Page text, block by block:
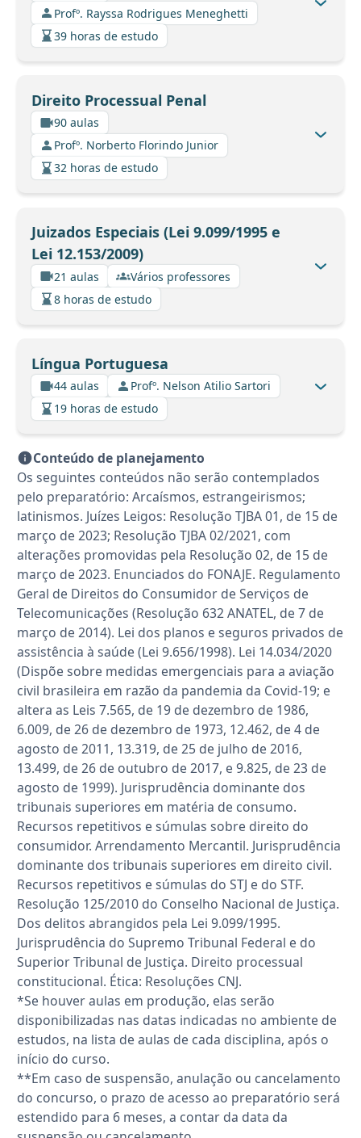
Profº. Rayssa Rodrigues Meneghetti
39 horas de estudo
Direito Processual Penal
90 aulas
Profº. Norberto Florindo Junior
32 horas de estudo
Juizados Especiais (Lei 9.099/1995 e
Lei 12.153/2009)
21 aulas
Vários professores
8 horas de estudo
Língua Portuguesa
44 aulas
Profº. Nelson Atilio Sartori
19 horas de estudo
Conteúdo de planejamento
Os seguintes conteúdos não serão contemplados
pelo preparatório: Arcaísmos, estrangeirismos;
latinismos. Juízes Leigos: Resolução TJBA 01, de 15 de
março de 2023; Resolução TJBA 02/2021, com
alterações promovidas pela Resolução 02, de 15 de
março de 2023. Enunciados do FONAJE. Regulamento
Geral de Direitos do Consumidor de Serviços de
Telecomunicações (Resolução 632 ANATEL, de 7 de
março de 2014). Lei dos planos e seguros privados de
assistência à saúde (Lei 9.656/1998). Lei 14.034/2020
(Dispõe sobre medidas emergenciais para a aviação
civil brasileira em razão da pandemia da Covid-19; e
altera as Leis 7.565, de 19 de dezembro de 1986,
6.009, de 26 de dezembro de 1973, 12.462, de 4 de
agosto de 2011, 13.319, de 25 de julho de 2016,
13.499, de 26 de outubro de 2017, e 9.825, de 23 de
agosto de 1999). Jurisprudência dominante dos
tribunais superiores em matéria de consumo.
Recursos repetitivos e súmulas sobre direito do
consumidor. Arrendamento Mercantil. Jurisprudência
dominante dos tribunais superiores em direito civil.
Recursos repetitivos e súmulas do STJ e do STF.
Resolução 125/2010 do Conselho Nacional de Justiça.
Dos delitos abrangidos pela Lei 9.099/1995.
Jurisprudência do Supremo Tribunal Federal e do
Superior Tribunal de Justiça. Direito processual
constitucional. Ética: Resoluções CNJ.
*Se houver aulas em produção, elas serão
disponibilizadas nas datas indicadas no ambiente de
estudos, na lista de aulas de cada disciplina, após o
início do curso.
**Em caso de suspensão, anulação ou cancelamento
do concurso, o prazo de acesso ao preparatório será
estendido para 6 meses, a contar da data da